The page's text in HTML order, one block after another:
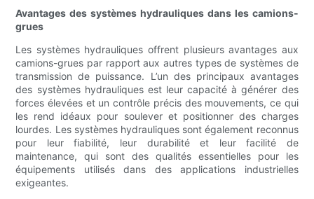
Avantages des systèmes hydrauliques dans les camions-
grues
Les systèmes hydrauliques offrent plusieurs avantages aux
camions-grues par rapport aux autres types de systèmes de
transmission de puissance. L’un des principaux avantages
des systèmes hydrauliques est leur capacité à générer des
forces élevées et un contrôle précis des mouvements, ce qui
les rend idéaux pour soulever et positionner des charges
lourdes. Les systèmes hydrauliques sont également reconnus
pour leur fiabilité, leur durabilité et leur facilité de
maintenance, qui sont des qualités essentielles pour les
équipements utilisés dans des applications industrielles
exigeantes.